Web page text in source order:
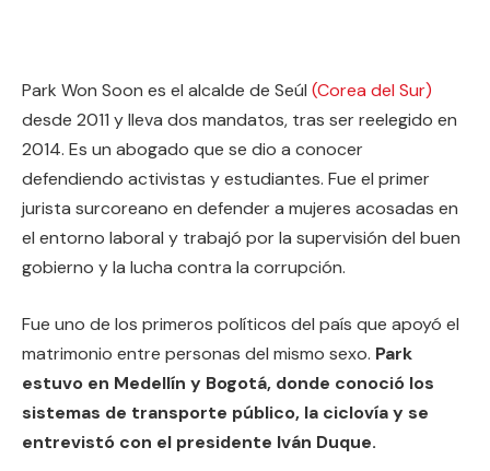
Park Won Soon es el alcalde de Seúl (Corea del Sur)
desde 2011 y lleva dos mandatos, tras ser reelegido en
2014. Es un abogado que se dio a conocer
defendiendo activistas y estudiantes. Fue el primer
jurista surcoreano en defender a mujeres acosadas en
el entorno laboral y trabajó por la supervisión del buen
gobierno y la lucha contra la corrupción.
Fue uno de los primeros políticos del país que apoyó el
matrimonio entre personas del mismo sexo. Park
estuvo en Medellín y Bogotá, donde conoció los
sistemas de transporte público, la ciclovía y se
entrevistó con el presidente Iván Duque.